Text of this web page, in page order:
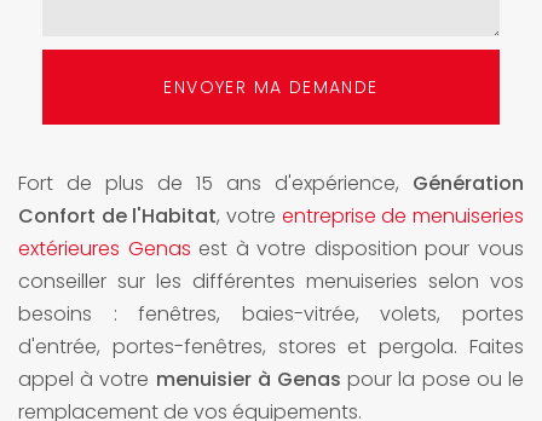
Message
ENVOYER MA DEMANDE
Fort de plus de 15 ans d'expérience, Génération
Confort de l'Habitat, votre entreprise de menuiseries
extérieures Genas est à votre disposition pour vous
conseiller sur les différentes menuiseries selon vos
besoins : fenêtres, baies-vitrée, volets, portes
d'entrée, portes-fenêtres, stores et pergola. Faites
appel à votre menuisier à Genas pour la pose ou le
remplacement de vos équipements.